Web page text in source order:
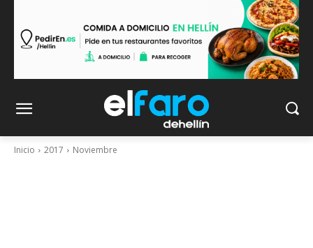
Inicio 2017 Noviembre